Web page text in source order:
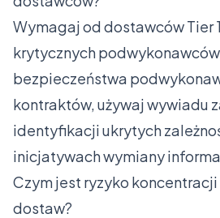
Wymagaj od dostawców Tier
krytycznych
bezpieczeństwa
kontraktów, używaj wywiadu
identyfikacji ukrytych
inicjatywach wymiany
Czym jest ryzyko koncentracji
dostaw?